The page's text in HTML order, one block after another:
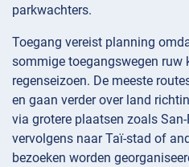
parkwachters.
Toegang vereist planning
sommige toegangswegen ruw
regenseizoen. De meeste
en gaan verder over land
via grotere plaatsen zoals
vervolgens naar Taï-stad of
bezoeken worden